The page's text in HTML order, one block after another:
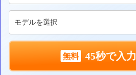
45秒で入